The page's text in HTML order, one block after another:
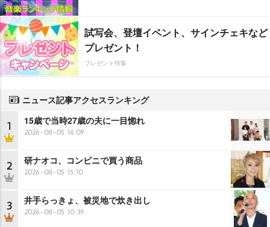
試写会、登壇イベント、サインチェキなど
プレゼント！
プレゼント特集
ニュース記事アクセスランキング
1 15歳で当時27歳の夫に一目惚れ
2026-08-05 16:09
2 研ナオコ、コンビニで買う商品
2026-08-05 15:10
3 井手らっきょ、被災地で炊き出し
2026-08-05 10:39